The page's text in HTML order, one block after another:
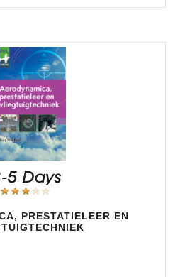
PRESTATIELEER EN